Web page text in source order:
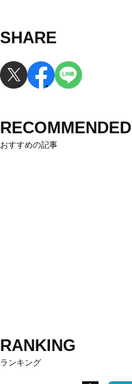
SHARE
RECOMMENDED
おすすめの記事
RANKING
ランキング